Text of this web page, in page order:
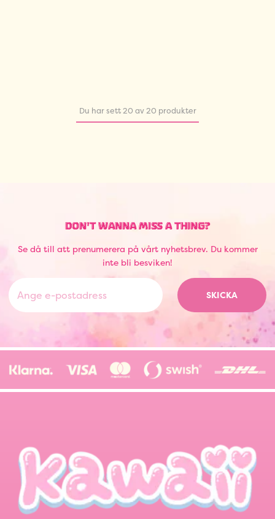
Du har sett 20 av 20 produkter
DON'T WANNA MISS A THING?
Se då till att prenumerera på vårt nyhetsbrev. Du kommer
inte bli besviken!
SKICKA